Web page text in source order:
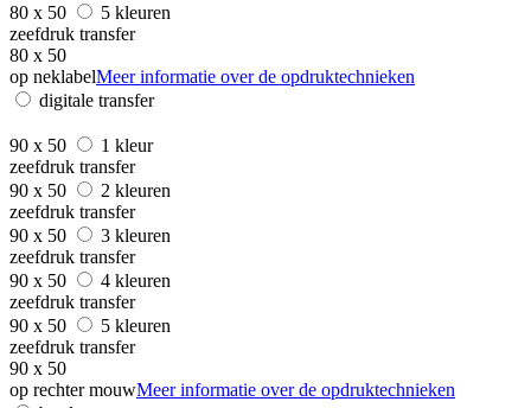
80 x 50
5 kleuren
zeefdruk transfer
80 x 50
op neklabelMeer informatie over de opdruktechnieken
digitale transfer
90 x 50
1 kleur
zeefdruk transfer
90 x 50
2 kleuren
zeefdruk transfer
90 x 50
3 kleuren
zeefdruk transfer
90 x 50
4 kleuren
zeefdruk transfer
90 x 50
5 kleuren
zeefdruk transfer
90 x 50
op rechter mouwMeer informatie over de opdruktechnieken